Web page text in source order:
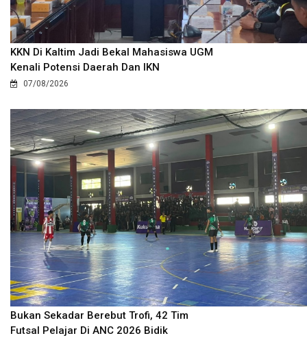
KKN Di Kaltim Jadi Bekal Mahasiswa UGM
Kenali Potensi Daerah Dan IKN
07/08/2026
Bukan Sekadar Berebut Trofi, 42 Tim
Futsal Pelajar Di ANC 2026 Bidik